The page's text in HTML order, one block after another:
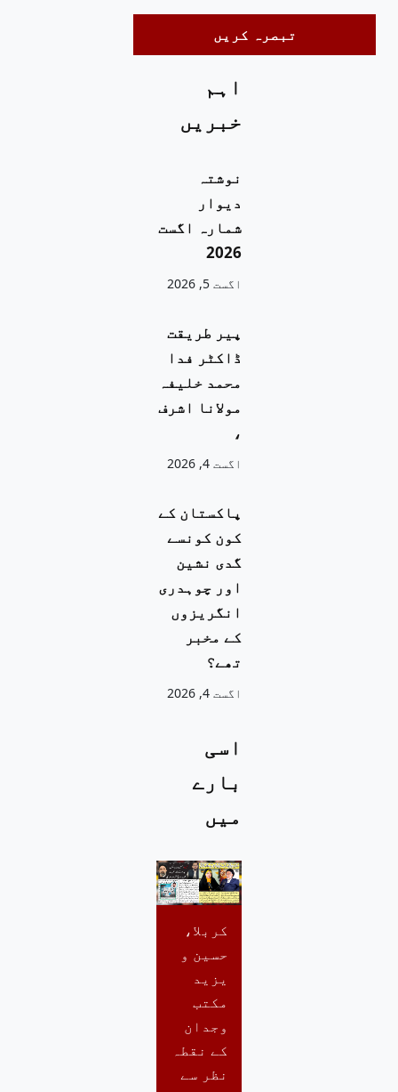
اہم
خبریں
نوشتہ
دیوار
شمارہ اگست
2026
اگست 5, 2026
پیر طریقت
ڈاکٹر فدا
محمد خلیفہ
مولانا اشرف
،
اگست 4, 2026
پاکستان کے
کون کونسے
گدی نشین
اور چوہدری
انگریزوں
کے مخبر
تھے؟
اگست 4, 2026
اسی
بارے
میں
کربلا،
حسین و
یزید
مکتب
وجدان
کے نقطہ
نظر سے